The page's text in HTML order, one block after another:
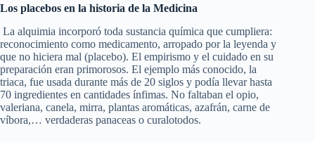
Los placebos en la historia de la Medicina
La alquimia incorporó toda sustancia química que cumpliera:
reconocimiento como medicamento, arropado por la leyenda y
que no hiciera mal (placebo). El empirismo y el cuidado en su
preparación eran primorosos. El ejemplo más conocido, la
triaca, fue usada durante más de 20 siglos y podía llevar hasta
70 ingredientes en cantidades ínfimas. No faltaban el opio,
valeriana, canela, mirra, plantas aromáticas, azafrán, carne de
víbora,… verdaderas panaceas o curalotodos.